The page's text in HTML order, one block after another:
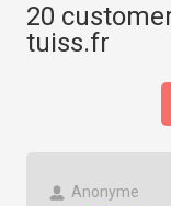
20
tuiss.fr
Anonyme